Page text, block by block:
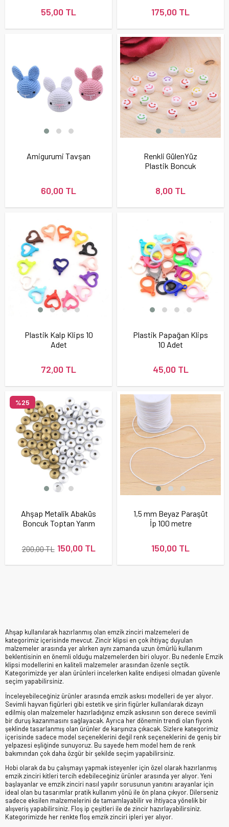
55,00 TL 175,00 TL
Amigurumi Tavşan
60,00 TL
Renkli GülenYüz
Plastik Boncuk
8,00 TL
Plastik Kalp Klips 10
Adet
72,00 TL
Plastik Papağan Klips
10 Adet
45,00 TL
Ahşap Metalik Abaküs
Boncuk Toptan Yarım
150,00 TL
200,00 TL
%25
1,5 mm Beyaz Paraşüt
İp 100 metre
150,00 TL
Ahşap kullanılarak hazırlanmış olan emzik zinciri malzemeleri de
kategorimiz içerisinde mevcut. Zincir klipsi en çok ihtiyaç duyulan
malzemeler arasında yer alırken aynı zamanda uzun ömürlü kullanım
beklentisinin en önemli olduğu malzemelerden biri oluyor. Bu nedenle Emzik
klipsi modellerini en kaliteli malzemeler arasından özenle seçtik.
Kategorimizde yer alan ürünleri incelerken kalite endişesi olmadan güvenle
seçim yapabilirsiniz.
İnceleyebileceğiniz ürünler arasında emzik askısı modelleri de yer alıyor.
Sevimli hayvan figürleri gibi estetik ve şirin figürler kullanılarak dizayn
edilmiş olan malzemeler hazırladığınız emzik askısının son derece sevimli
bir duruş kazanmasını sağlayacak. Ayrıca her dönemin trendi olan fiyonk
şeklinde tasarlanmış olan ürünler de karşınıza çıkacak. Sizlere kategorimiz
içerisinde sadece model seçeneklerini değil renk seçeneklerini de geniş bir
yelpazesi eşliğinde sunuyoruz. Bu sayede hem model hem de renk
bakımından çok daha özgür bir şekilde seçim yapabilirsiniz.
Hobi olarak da bu çalışmayı yapmak isteyenler için özel olarak hazırlanmış
emzik zinciri kitleri tercih edebileceğiniz ürünler arasında yer alıyor. Yeni
başlayanlar ve emzik zinciri nasıl yapılır sorusunun yanıtını arayanlar için
ideal olan bu tasarımlar pratik kullanım yönü ile ön plana çıkıyor. Dilerseniz
sadece eksilen malzemelerini de tamamlayabilir ve ihtiyaca yönelik bir
alışveriş yapabilirsiniz. Floş ip çeşitleri ile de zincir hazırlayabilirsiniz.
Kategorimizde her renkte floş emzik zinciri ipleri yer alıyor.